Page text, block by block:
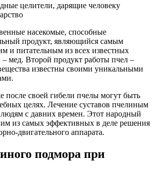
насекомые, способные
продукт, являющийся самым
и питательным из всех известных
мед. Второй продукт работы пчел –
известны своими уникальными
своей гибели пчелы могут быть
целях. Лечение суставов пчелиным
с давних времен. Этот народный
из самых эффективных в деле решения
двигательного аппарата.
подмора при